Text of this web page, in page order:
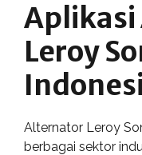
Leroy
Alternator Leroy
berbagai sektor